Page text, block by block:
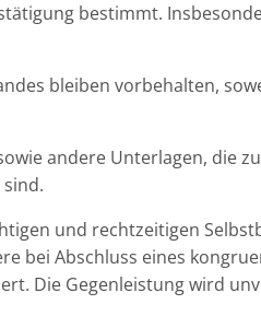
bestimmt.
bleiben vorbehalten,
andere Unterlagen, die
und rechtzeitigen
bei Abschluss eines
Die Gegenleistung wird